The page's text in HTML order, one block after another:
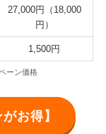
27,000円（18,000
円）
1,500円
ーン価格
お得】